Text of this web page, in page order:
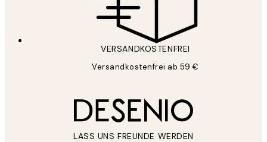
VERSANDKOSTENFREI
Versandkostenfrei ab 59 €
LASS UNS FREUNDE WERDEN